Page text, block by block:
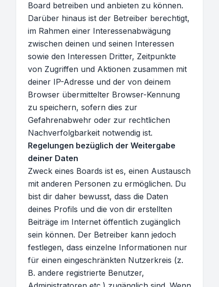
Board betreiben und anbieten zu können.
Darüber hinaus ist der Betreiber berechtigt,
im Rahmen einer Interessenabwägung
zwischen deinen und seinen Interessen
sowie den Interessen Dritter, Zeitpunkte
von Zugriffen und Aktionen zusammen mit
deiner IP-Adresse und der von deinem
Browser übermittelter Browser-Kennung
zu speichern, sofern dies zur
Gefahrenabwehr oder zur rechtlichen
Nachverfolgbarkeit notwendig ist.
Regelungen bezüglich der Weitergabe
deiner Daten
Zweck eines Boards ist es, einen Austausch
mit anderen Personen zu ermöglichen. Du
bist dir daher bewusst, dass die Daten
deines Profils und die von dir erstellten
Beiträge im Internet öffentlich zugänglich
sein können. Der Betreiber kann jedoch
festlegen, dass einzelne Informationen nur
für einen eingeschränkten Nutzerkreis (z.
B. andere registrierte Benutzer,